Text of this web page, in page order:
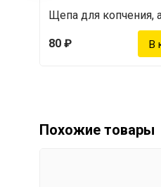
80 ₽
Похожие товары